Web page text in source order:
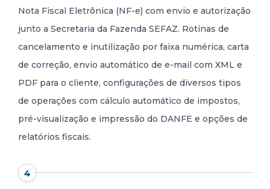
Nota Fiscal Eletrônica (NF-e) com envio e autorização
junto a Secretaria da Fazenda SEFAZ. Rotinas de
cancelamento e inutilização por faixa numérica, carta
de correção, envio automático de e-mail com XML e
PDF para o cliente, configurações de diversos tipos
de operações com cálculo automático de impostos,
pré-visualização e impressão do DANFE e opções de
relatórios fiscais.
4